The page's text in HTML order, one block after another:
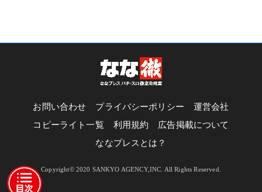
お問い合わせ プライバシーポリシー
運営会社
コピーライト一覧
利用規約
広告掲載について
ななプレスとは？
Copyright© 2020 SANKYO AGENCY,INC. All Rights Reserved.